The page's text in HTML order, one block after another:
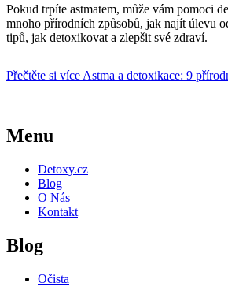
Pokud trpíte astmatem, může vám pomoci
mnoho přírodních způsobů, jak najít úlevu
tipů, jak detoxikovat a zlepšit své zdraví.
Přečtěte si více Astma a detoxikace: 9
Menu
Detoxy.cz
Blog
O Nás
Kontakt
Blog
Očista